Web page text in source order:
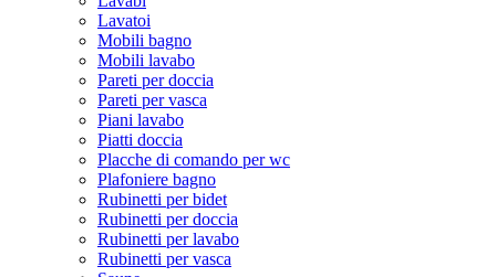
Lavatoi
Mobili bagno
Mobili lavabo
Pareti per doccia
Pareti per vasca
Piani lavabo
Piatti doccia
Placche di comando per wc
Plafoniere bagno
Rubinetti per bidet
Rubinetti per doccia
Rubinetti per lavabo
Rubinetti per vasca